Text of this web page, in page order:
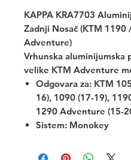
KAPPA KRA7703
Zadnji Nosač (KTM 1190
Adventure)
Vrhunska aluminijumska
velike KTM Adventure
Odgovara za: KTM
16), 1090 (17-19),
1290 Adventure (15-
Sistem: Monokey